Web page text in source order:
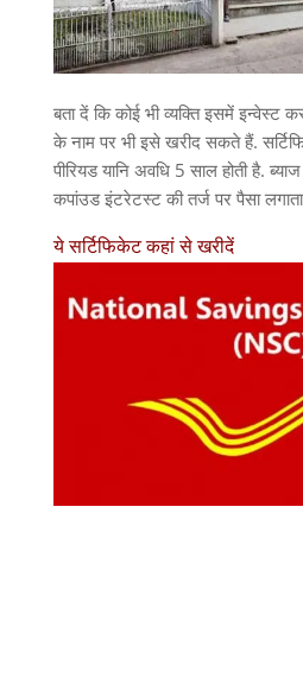
बता दें कि कोई भी व्यक्ति इसमें
के नाम पर भी इसे खरीद सकते हैं.
पीरियड यानि अवधि 5 साल होती है.
कपांउड इंटरेटस्ट की तर्ज पर पैसा
ये सर्टिफिकेट कहां से खरीदें